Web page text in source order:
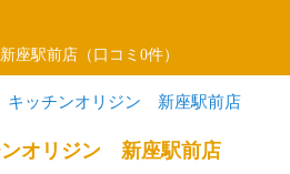
駅前店（口コミ0件）
キッチンオリジン 新座駅前店
ンオリジン 新座駅前店